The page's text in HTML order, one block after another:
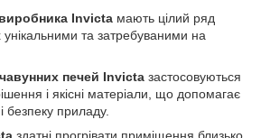
Invicta мають цілий ряд
унікальними та затребуваними на
чавунних печей Invicta застосовуються
і якісні матеріали, що допомагає
безпеку приладу.
здатні прогрівати приміщення близько